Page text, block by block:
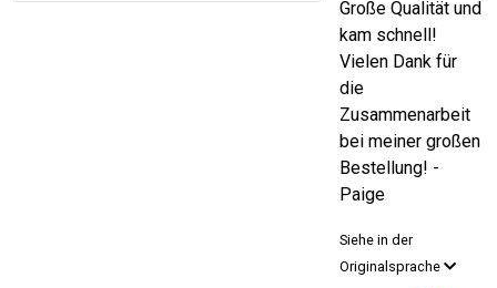
Große Qualität und
kam schnell!
Vielen Dank für
die
Zusammenarbeit
bei meiner großen
Bestellung! -
Paige
Siehe in der
Originalsprache